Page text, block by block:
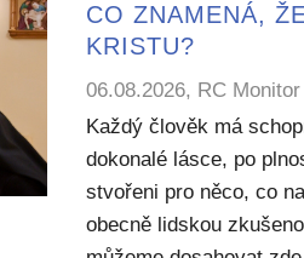
CO ZNAMENÁ,
KRISTU?
06.08.2026, RC
Každý člověk má
dokonalé lásce, po
stvořeni pro něco, co
obecně lidskou